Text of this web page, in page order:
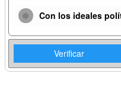
Con los ideales
Verificar